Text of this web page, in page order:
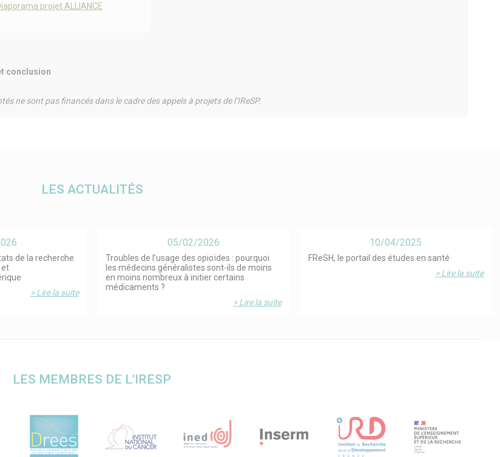
projet ALLIANCE
conclusion
ne sont pas financés dans le cadre des appels à projets de l’IReSP.
LES ACTUALITÉS
de la recherche
et
> Lire la suite
05/02/2026
Troubles de l’usage des opioïdes : pourquoi
les médecins généralistes sont-ils de moins
en moins nombreux à initier certains
médicaments ?
> Lire la suite
10/04/2025
FReSH, le portail des études en santé
> Lire la suite
LES MEMBRES DE L'IRESP